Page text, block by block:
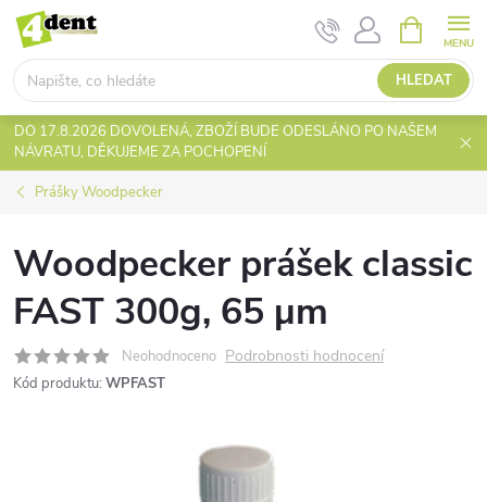
Přejít
obsah
HLEDAT
NÁKUPNÍ
KOŠÍK
DO 17.8.2026 DOVOLENÁ, ZBOŽÍ BUDE ODESLÁNO PO NAŠEM
NÁVRATU, DĚKUJEME ZA POCHOPENÍ
Prášky Woodpecker
Woodpecker prášek classic
FAST 300g, 65 µm
Neohodnoceno Podrobnosti hodnocení
Kód produktu: WPFAST